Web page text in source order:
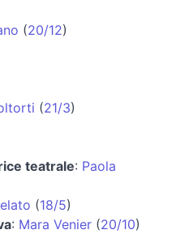
(20/12)
(21/3)
teatrale: Paola
(18/5)
: Mara Venier (20/10)